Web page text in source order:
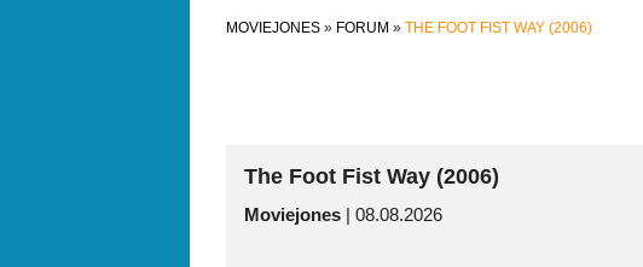
MOVIEJONES FORUM THE FOOT FIST WAY (2006)
The Foot Fist Way (2006)
Moviejones| 08.08.2026